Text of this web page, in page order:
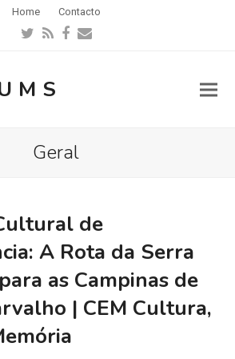
Home Contacto
Twitter
RSSFacebook
Email
Geral
de
A Rota da Serra
as Campinas de
| CEM Cultura,